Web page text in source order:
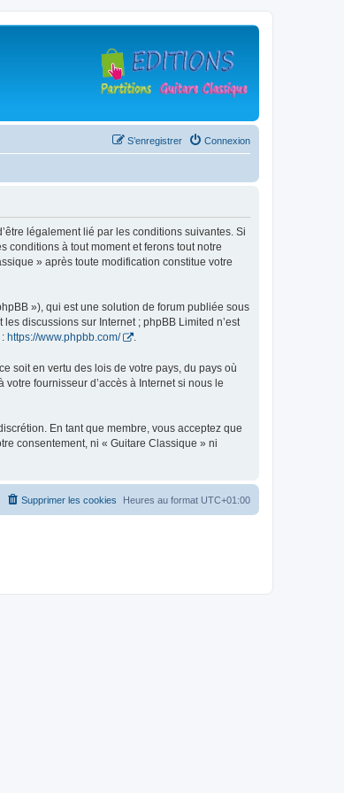
Connexion
S’enregistrer
légalement lié par les conditions suivantes. Si
conditions à tout moment et ferons tout notre
» après toute modification constitue votre
»), qui est une solution de forum publiée sous
discussions sur Internet ; phpBB Limited n’est
https://www.phpbb.com/ .
soit en vertu des lois de votre pays, du pays où
fournisseur d’accès à Internet si nous le
En tant que membre, vous acceptez que
consentement, ni « Guitare Classique » ni
Heures au format UTC+01:00
Supprimer les cookies